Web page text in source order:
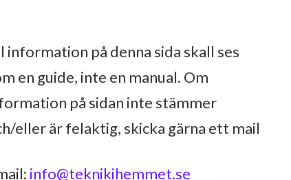
information på denna sida skall ses
en guide, inte en manual. Om
på sidan inte stämmer
eller är felaktig, skicka gärna ett mail
info@teknikihemmet.se